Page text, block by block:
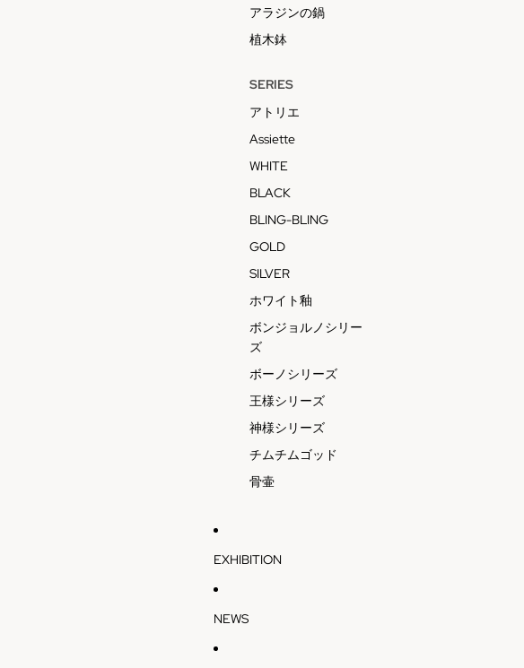
アラジンの鍋
植木鉢
SERIES
アトリエ
Assiette
WHITE
BLACK
BLING-BLING
GOLD
SILVER
ホワイト釉
ボンジョルノシリー
ズ
ボーノシリーズ
王様シリーズ
神様シリーズ
チムチムゴッド
骨壷
EXHIBITION
NEWS